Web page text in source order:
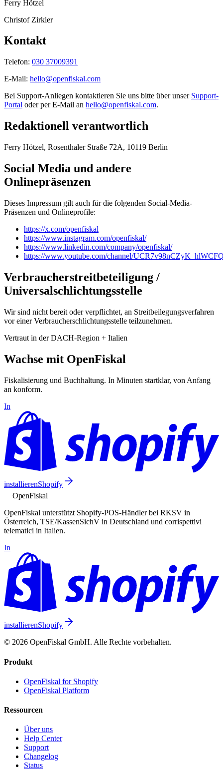
Ferry Hötzel
Christof Zirkler
Kontakt
Telefon: 030 37009391
E-Mail: hello@openfiskal.com
Bei Support-Anliegen kontaktieren Sie uns bitte über unser Support-
Portal oder per E-Mail an hello@openfiskal.com.
Redaktionell verantwortlich
Ferry Hötzel, Rosenthaler Straße 72A, 10119 Berlin
Social Media und andere
Onlinepräsenzen
Dieses Impressum gilt auch für die folgenden Social-Media-
Präsenzen und Onlineprofile:
https://x.com/openfiskal
https://www.instagram.com/openfiskal/
https://www.linkedin.com/company/openfiskal/
https://www.youtube.com/channel/
Verbraucherstreitbeteiligung /
Universalschlichtungsstelle
Wir sind nicht bereit oder verpflichtet, an Streitbeilegungsverfahren
vor einer Verbraucherschlichtungsstelle teilzunehmen.
Vertraut in der DACH-Region + Italien
Wachse mit OpenFiskal
Fiskalisierung und Buchhaltung. In Minuten startklar, von Anfang
an konform.
In
installierenShopify
OpenFiskal
OpenFiskal unterstützt Shopify-POS-Händler bei RKSV in
Österreich, TSE/KassenSichV in Deutschland und corrispettivi
telematici in Italien.
In
installierenShopify
© 2026 OpenFiskal GmbH. Alle Rechte vorbehalten.
Produkt
OpenFiskal for Shopify
OpenFiskal Platform
Ressourcen
Über uns
Help Center
Support
Changelog
Status